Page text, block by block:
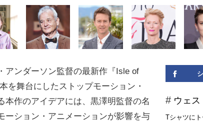
ウェ
Tシャツに
アンダーソン監督の最新作『Isle of
を舞台にしたストップモーション・
本作のアイデアには、黒澤明監督の名
ーション・アニメーションが影響を与